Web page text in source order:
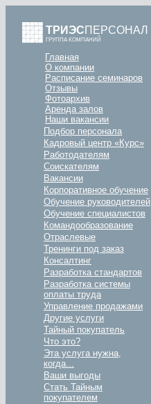
ТРИЭСПЕРСОНАЛ
ГРУППА КОМПАНИЙ
Главная
О компании
Расписание семинаров
Отзывы
Фотоархив
Аренда залов
Наши вакансии
Подбор персонала
Кадровый центр «Курс»
Работодателям
Соискателям
Вакансии
Корпоративное обучение
Обучение руководителей
Обучение специалистов
Командообразование
Отраслевые
Тренинги под заказ
Консалтинг
Разработка стандартов
Разработка системы
оплаты труда
Управление продажами
Другие услуги
Тайный покупатель
Что это?
Эта услуга нужна,
когда...
Ваши выгоды
Стать Тайным
покупателем